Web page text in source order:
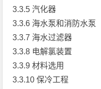
3.3.5 汽化器
3.3.6 海水泵和消防水泵
3.3.7 海水过滤器
3.3.8 电解氯装置
3.3.9 材料选用
3.3.10 保冷工程